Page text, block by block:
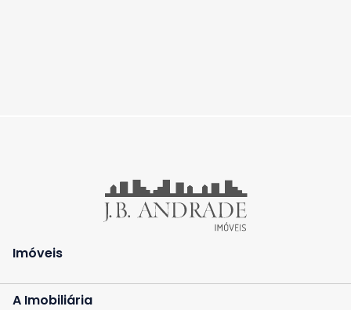
Imóveis
A Imobiliária